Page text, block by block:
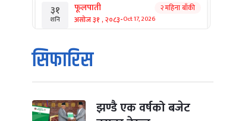
३१
शनि
फूलपाती
असोज ३१ , २०८३-Oct 17, 2026
२ महिना बाँकी
१
आइत
कार्तिक सङ्क्रान्ति
कार्तिक १, २०८३
मंगल कार्तिक ३, २०८३ -Oct 20, 2026
सिफारिस
झण्डै एक वर्षको बजेट